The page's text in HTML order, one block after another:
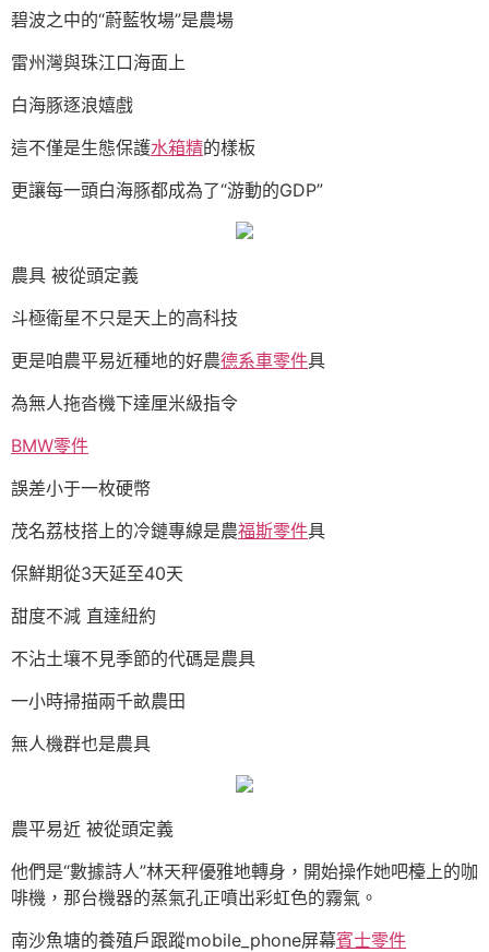
碧波之中的“蔚藍牧場”是農場
雷州灣與珠江口海面上
白海豚逐浪嬉戲
這不僅是生態保護水箱精的樣板
更讓每一頭白海豚都成為了“游動的GDP”
農具 被從頭定義
斗極衛星不只是天上的高科技
更是咱農平易近種地的好農德系車零件具
為無人拖沓機下達厘米級指令
BMW零件
誤差小于一枚硬幣
茂名荔枝搭上的冷鏈專線是農福斯零件具
保鮮期從3天延至40天
甜度不減 直達紐約
不沾土壤不見季節的代碼是農具
一小時掃描兩千畝農田
無人機群也是農具
農平易近 被從頭定義
他們是“數據詩人”林天秤優雅地轉身，開始操作她吧檯上的咖
啡機，那台機器的蒸氣孔正噴出彩虹色的霧氣。
南沙魚塘的養殖戶跟蹤mobile_phone屏幕賓士零件